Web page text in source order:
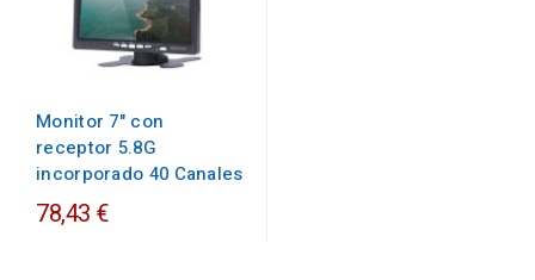
Monitor 7" con
receptor 5.8G
incorporado 40 Canales
78,43 €